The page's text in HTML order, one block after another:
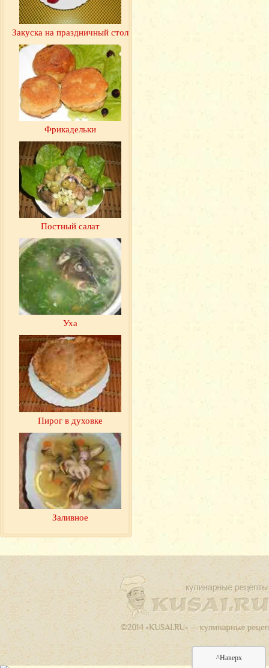
Закуска на праздничный стол
Фрикадельки
Постный салат
Уха
Пирог в духовке
Заливное
^Наверх